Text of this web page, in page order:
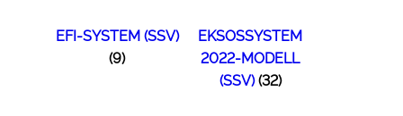
EFI-SYSTEM (SSV)
(9)
EKSOSSYSTEM
2022-MODELL
(SSV)(32)